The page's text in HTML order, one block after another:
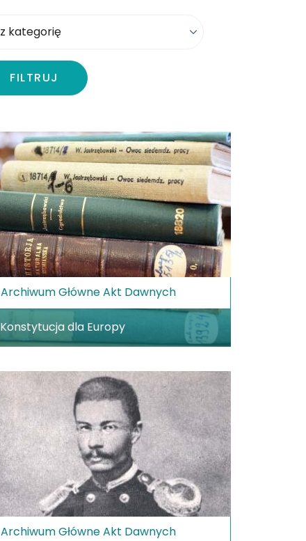
FILTRUJ
Archiwum Główne Akt Dawnych
Konstytucja dla Europy
Archiwum Główne Akt Dawnych